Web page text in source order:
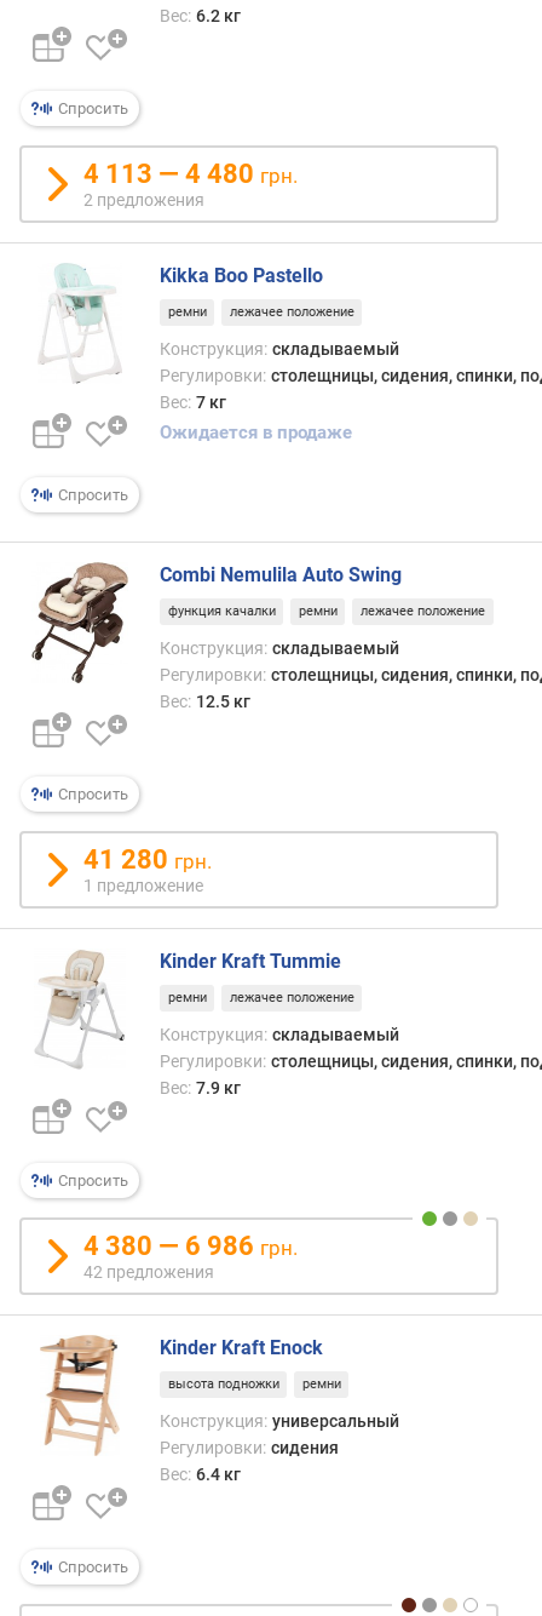
Спросить
Вес: 6.2 кг
4 113 — 4 480 грн.
2 предложения
Спросить
Kikka Boo Pastello
ремни лежачее положение
Конструкция: складываемый
Регулировки: столещницы, сидения, спинки,
Вес: 7 кг
Ожидается в продаже
Спросить
Combi Nemulila Auto Swing
функция качалки ремни лежачее положение
Конструкция: складываемый
Регулировки: столещницы, сидения, спинки,
Вес: 12.5 кг
41 280 грн.
1 предложение
Спросить
Kinder Kraft Tummie
ремни лежачее положение
Конструкция: складываемый
Регулировки: столещницы, сидения, спинки,
Вес: 7.9 кг
4 380 — 6 986 грн.
42 предложения
Спросить
Kinder Kraft Enock
высота подножки ремни
Конструкция: универсальный
Регулировки: сидения
Вес: 6.4 кг